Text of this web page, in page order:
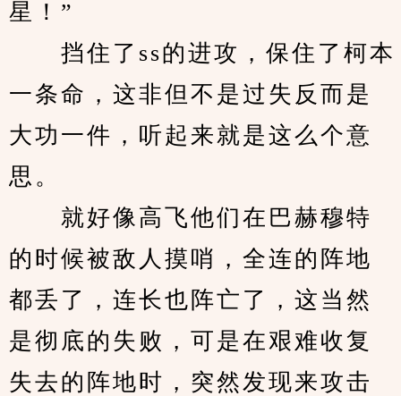
星！”
挡住了ss的进攻，保住了柯本
一条命，这非但不是过失反而是
大功一件，听起来就是这么个意
思。
就好像高飞他们在巴赫穆特
的时候被敌人摸哨，全连的阵地
都丢了，连长也阵亡了，这当然
是彻底的失败，可是在艰难收复
失去的阵地时，突然发现来攻击